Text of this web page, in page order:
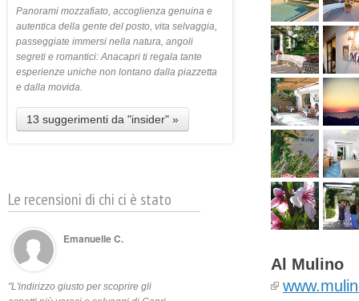
Al Mulino
Panorami mozzafiato, accoglienza genuina e
autentica della gente del posto, vita selvaggia,
passeggiate immersi nella natura, angoli
segreti e romantici: Anacapri ti regala tante
esperienze uniche non lontano dalla piazzetta
e dalla movida.
13 suggerimenti da "insider" »
Le recensioni di chi ci è stato
Emanuelle C.
"L'indirizzo giusto per scoprire gli